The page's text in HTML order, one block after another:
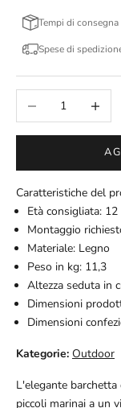
Tempi di
Spese di
Diminuisci quantità
Caratteristiche del
Età consigliata: 12
Montaggio
Materiale: Legno
Peso in kg: 11,3
Altezza seduta in
Dimensioni
Dimensioni
Kategorie: Outdoor
L'elegante
piccoli marinai a un